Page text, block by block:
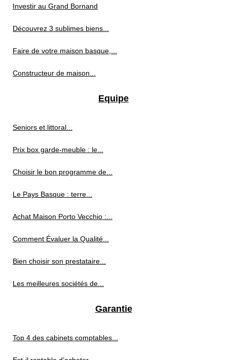
Investir au Grand Bornand
Découvrez 3 sublimes biens...
Faire de votre maison basque,...
Constructeur de maison...
Equipe
Seniors et littoral...
Prix box garde-meuble : le...
Choisir le bon programme de...
Le Pays Basque : terre...
Achat Maison Porto Vecchio :...
Comment Évaluer la Qualité...
Bien choisir son prestataire...
Les meilleures sociétés de...
Garantie
Top 4 des cabinets comptables...